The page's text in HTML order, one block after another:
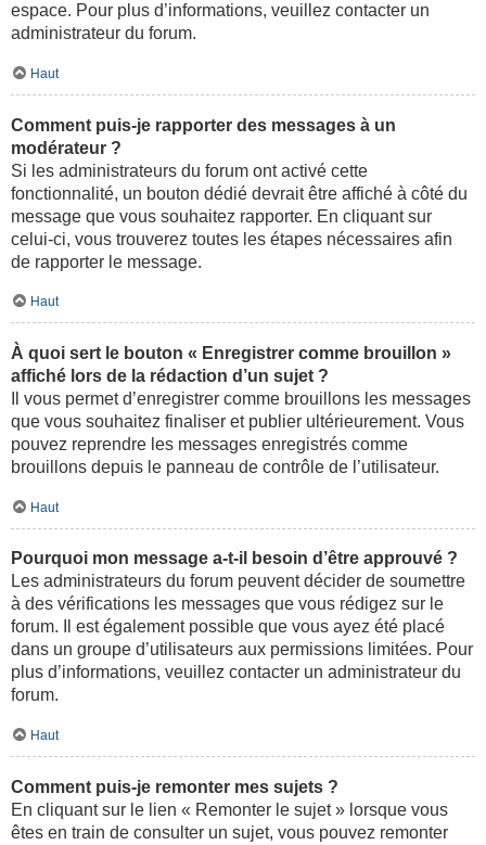
espace. Pour plus d’informations, veuillez contacter un
administrateur du forum.
Haut
Comment puis-je rapporter des messages à un
modérateur ?
Si les administrateurs du forum ont activé cette
fonctionnalité, un bouton dédié devrait être affiché à côté du
message que vous souhaitez rapporter. En cliquant sur
celui-ci, vous trouverez toutes les étapes nécessaires afin
de rapporter le message.
Haut
À quoi sert le bouton « Enregistrer comme brouillon »
affiché lors de la rédaction d’un sujet ?
Il vous permet d’enregistrer comme brouillons les messages
que vous souhaitez finaliser et publier ultérieurement. Vous
pouvez reprendre les messages enregistrés comme
brouillons depuis le panneau de contrôle de l’utilisateur.
Haut
Pourquoi mon message a-t-il besoin d’être approuvé ?
Les administrateurs du forum peuvent décider de soumettre
à des vérifications les messages que vous rédigez sur le
forum. Il est également possible que vous ayez été placé
dans un groupe d’utilisateurs aux permissions limitées. Pour
plus d’informations, veuillez contacter un administrateur du
forum.
Haut
Comment puis-je remonter mes sujets ?
En cliquant sur le lien « Remonter le sujet » lorsque vous
êtes en train de consulter un sujet, vous pouvez remonter